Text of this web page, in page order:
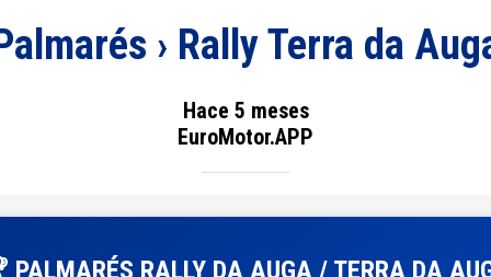
› Rally Terra da
Hace 5 meses
EuroMotor.APP
PALMARÉS RALLY DA AUGA / TERRA DA